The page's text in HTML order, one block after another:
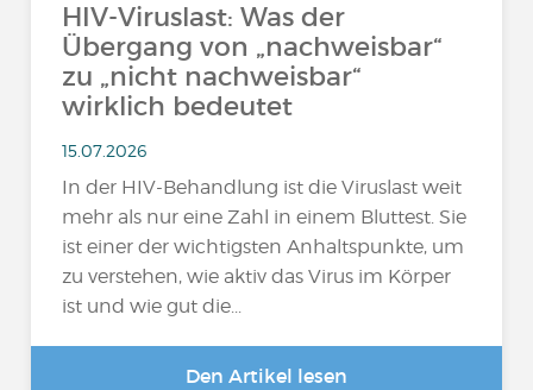
HIV-Viruslast: Was der
Übergang von „nachweisbar“
zu „nicht nachweisbar“
wirklich bedeutet
15.07.2026
In der HIV-Behandlung ist die Viruslast weit
mehr als nur eine Zahl in einem Bluttest. Sie
ist einer der wichtigsten Anhaltspunkte, um
zu verstehen, wie aktiv das Virus im Körper
ist und wie gut die...
Den Artikel lesen